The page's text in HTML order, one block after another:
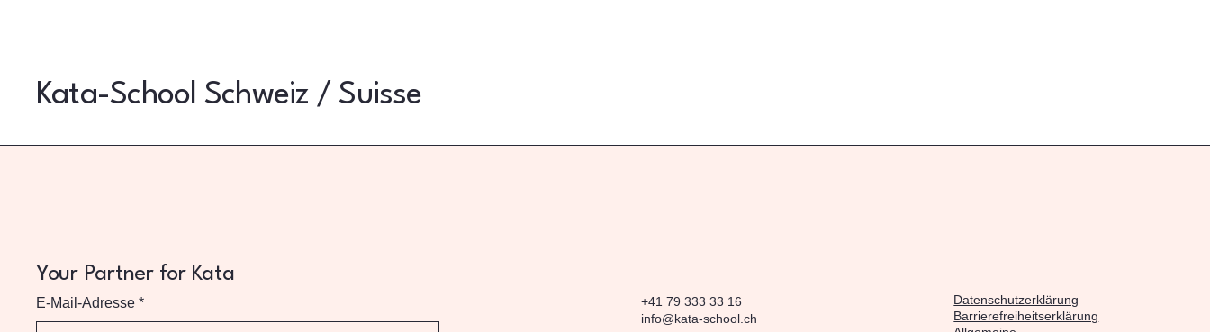
Kata-School Schweiz / Suisse
Your Partner for Kata
E-Mail-Adresse *
+41 79 333 33 16
info@kata-school.ch
Datenschutzerklärung
Barrierefreiheitserklärung